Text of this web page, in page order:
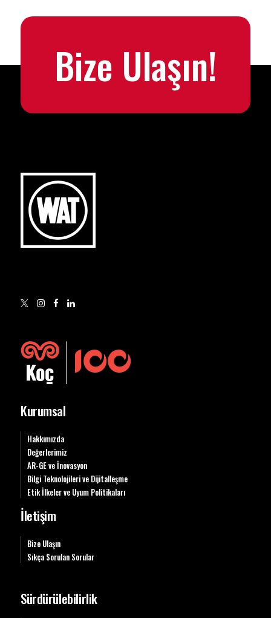
Bize Ulaşın!
Kurumsal
Hakkımızda
Değerlerimiz
AR-GE ve İnovasyon
Bilgi Teknolojileri ve Dijitalleşme
Etik İlkeler ve Uyum Politikaları
İletişim
Bize Ulaşın
Sıkça Sorulan Sorular
Sürdürülebilirlik